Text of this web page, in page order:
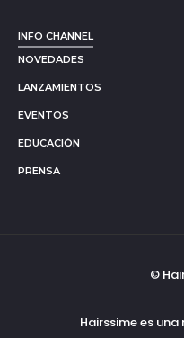
INFO CHANNEL
NOVEDADES
LANZAMIENTOS
EVENTOS
EDUCACIÓN
PRENSA
©
Hairssime es una